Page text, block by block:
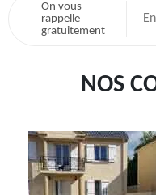
On vous
rappelle
gratuitement
NOS